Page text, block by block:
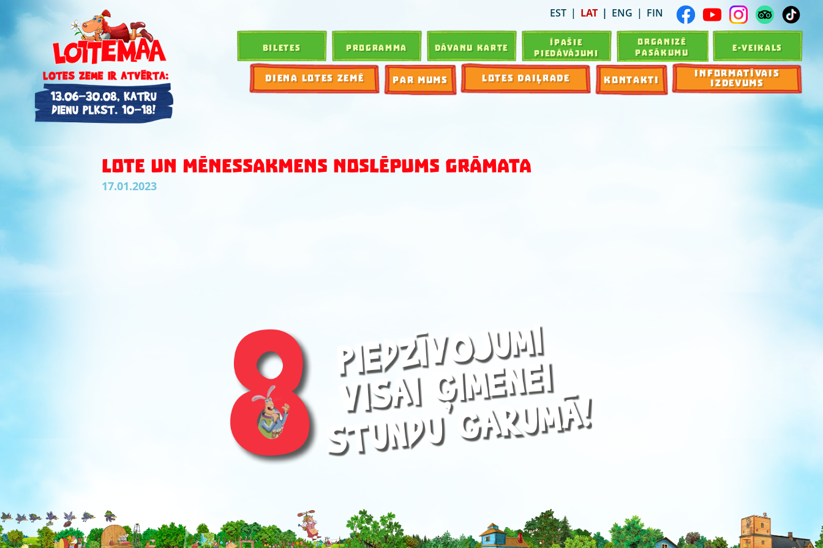
EST LAT ENG FIN
BILETES PROGRAMMA DĀVANU KARTE
ĪPAŠIE
PIEDĀVĀJUMI
ORGANIZĒ
PASĀKUMU
E-VEIKALS
DIENA LOTES ZEMĒ PAR MUMS LOTES DAIĻRADE KONTAKTI
INFORMATĪVAIS
IZDEVUMS
LOTE UN MĒNESSAKMENS NOSLĒPUMS GRĀMATA
17.01.2023